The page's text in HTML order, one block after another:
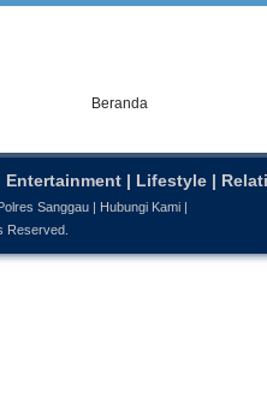
Beranda
Entertainment | Lifestyle |
Sanggau Hubungi Kami
Reserved.